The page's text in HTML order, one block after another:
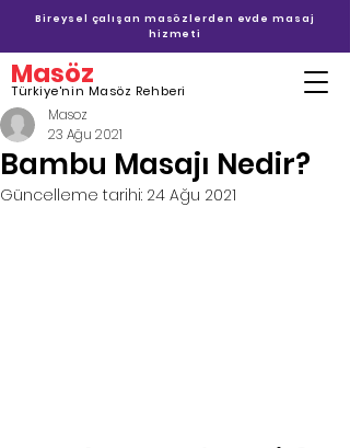
Bireysel çalışan masözlerden evde masaj
hizmeti
Masöz
Türkiye'nin Masöz Rehberi
Bambu Masajı Nedir?
Masoz
23 Ağu 2021
Güncelleme tarihi: 24 Ağu 2021